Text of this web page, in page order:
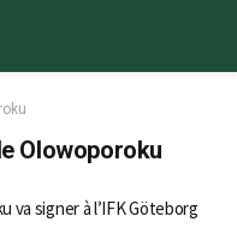
Olowoporoku
va signer à l’IFK Göteborg